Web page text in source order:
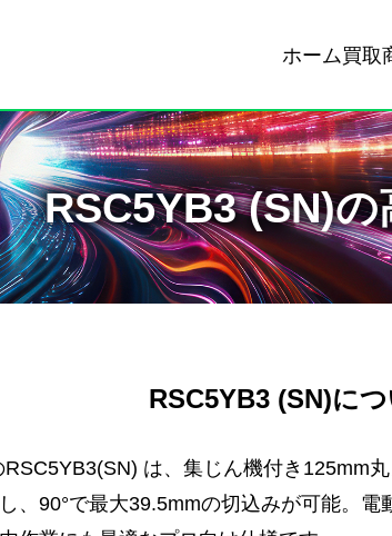
ホーム買取
RSC5YB3 (SN)の
RSC5YB3 (SN)に
は、集じん機付き125mm
、90°で最大39.5mmの切込みが可能。